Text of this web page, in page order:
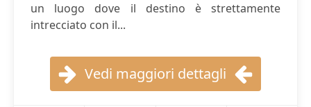
un luogo dove il destino è strettamente
intrecciato con il...
Vedi maggiori dettagli